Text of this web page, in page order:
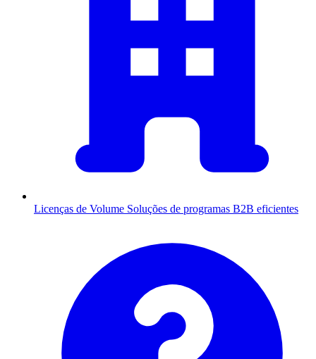
Licenças de Volume Soluções de programas B2B eficientes